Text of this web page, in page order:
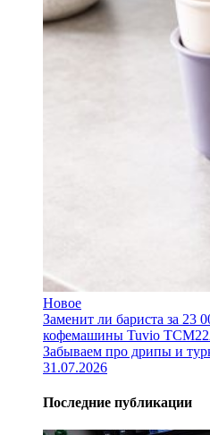
Новое
Заменит ли бариста за 23
кофемашины Tuvio
Забываем про дрипы и
31.07.2026
Последние публикации